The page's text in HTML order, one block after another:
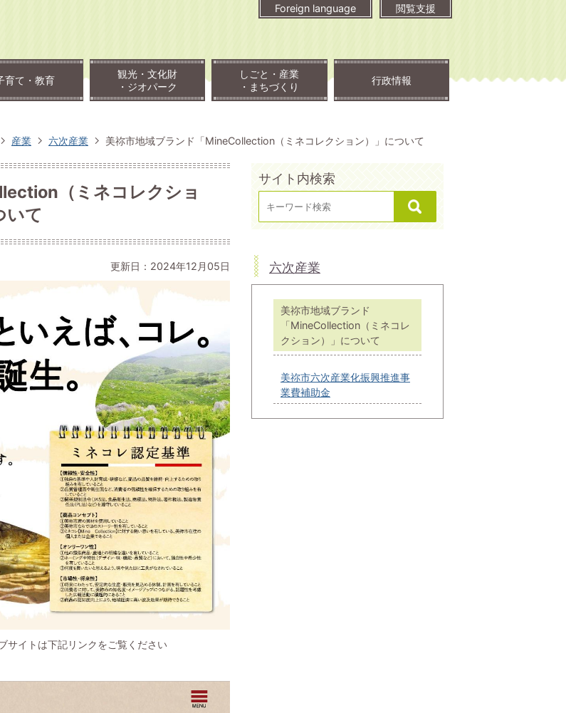
Foreign language 閲覧支援
育て・教育
観光・文化財
・ジオパーク
しごと・産業
・まちづくり
行政情報
産業 六次産業 美祢市地域ブランド「MineCollection（ミネコレクション）」について
（ミネコレクショ
いて
更新日：2024年12月05日
サイトは下記リンクをご覧ください
サイト内検索
六次産業
美祢市地域ブランド
「MineCollection（ミネコレ
クション）」について
美祢市六次産業化振興推進事
業費補助金